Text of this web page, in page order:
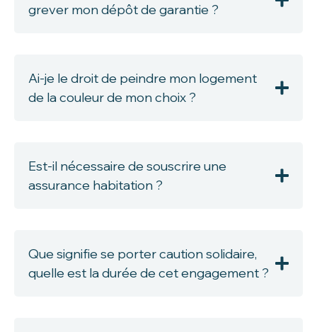
grever mon dépôt de garantie ?
Ai-je le droit de peindre mon logement
de la couleur de mon choix ?
Est-il nécessaire de souscrire une
assurance habitation ?
Que signifie se porter caution solidaire,
quelle est la durée de cet engagement ?